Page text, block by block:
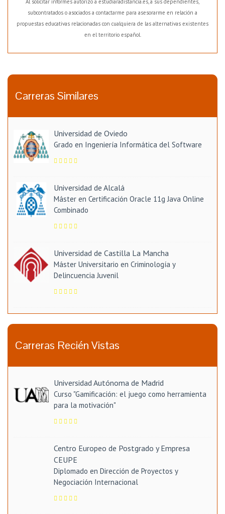
Al solicitar informes autorizo a estudiaradistancia.es, a sus dependientes,
subcontratados o asociados a contactarme para asesorarme en relación a
propuestas educativas relacionadas con cualquiera de las alternativas existentes
en el territorio español.
Carreras Similares
Universidad de Oviedo
Grado en Ingeniería Informática del Software
Universidad de Alcalá
Máster en Certificación Oracle 11g Java Online
Combinado
Universidad de Castilla La Mancha
Máster Universitario en Criminología y
Delincuencia Juvenil
Carreras Recién Vistas
Universidad Autónoma de Madrid
Curso "Gamificación: el juego como herramienta
para la motivación"
Centro Europeo de Postgrado y Empresa
CEUPE
Diplomado en Dirección de Proyectos y
Negociación Internacional